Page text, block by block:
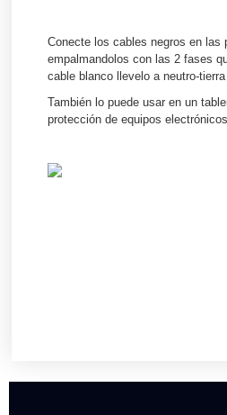
Conecte los cables negros en las
empalmandolos con las 2 fases
cable blanco llevelo a neutro-tierra
También lo puede usar en un
protección de equipos electrónicos.